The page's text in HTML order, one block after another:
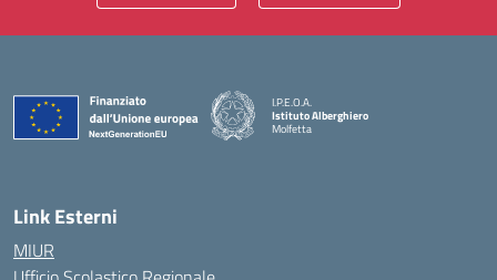
I.P.E.O.A.
Istituto Alberghiero
Molfetta
Link Esterni
MIUR